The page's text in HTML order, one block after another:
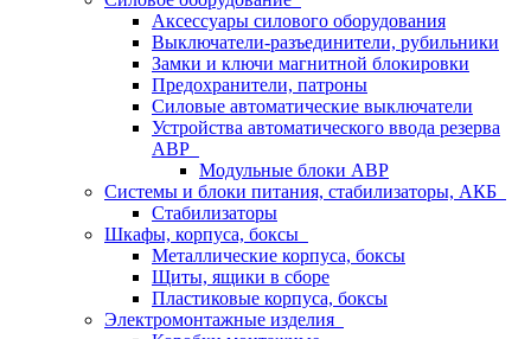
Аксессуары силового оборудования
Выключатели-разъединители, рубильники
Замки и ключи магнитной блокировки
Предохранители, патроны
Силовые автоматические выключатели
Устройства автоматического ввода резерва
АВР
Модульные блоки АВР
Системы и блоки питания, стабилизаторы, АКБ
Стабилизаторы
Шкафы, корпуса, боксы
Металлические корпуса, боксы
Щиты, ящики в сборе
Пластиковые корпуса, боксы
Электромонтажные изделия